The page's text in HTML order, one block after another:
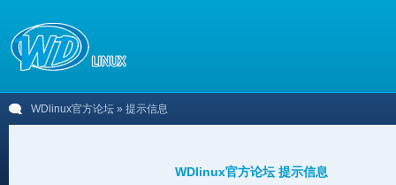
WDlinux官方论坛 » 提示信息
WDlinux官方论坛 提示信息